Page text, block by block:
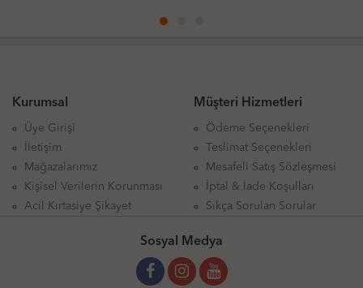
Kurumsal
Üye Girişi
İletişim
Mağazalarımız
Kişisel Verilerin Korunması
Acil Kırtasiye Şikayet
Müşteri Hizmetleri
Ödeme Seçenekleri
Teslimat Seçenekleri
Mesafeli Satış Sözleşmesi
İptal & İade Koşulları
Sıkça Sorulan Sorular
Sosyal Medya